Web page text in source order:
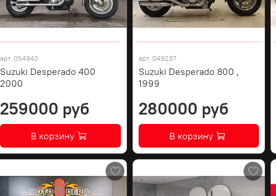
арт. 054940
Suzuki Desperado 400
2000
259000 руб
В корзину
арт. 049237
Suzuki Desperado 800 ,
1999
280000 руб
В корзину